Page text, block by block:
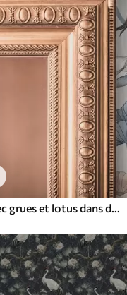
Composition avec grues et lotus dans des couleurs pastel